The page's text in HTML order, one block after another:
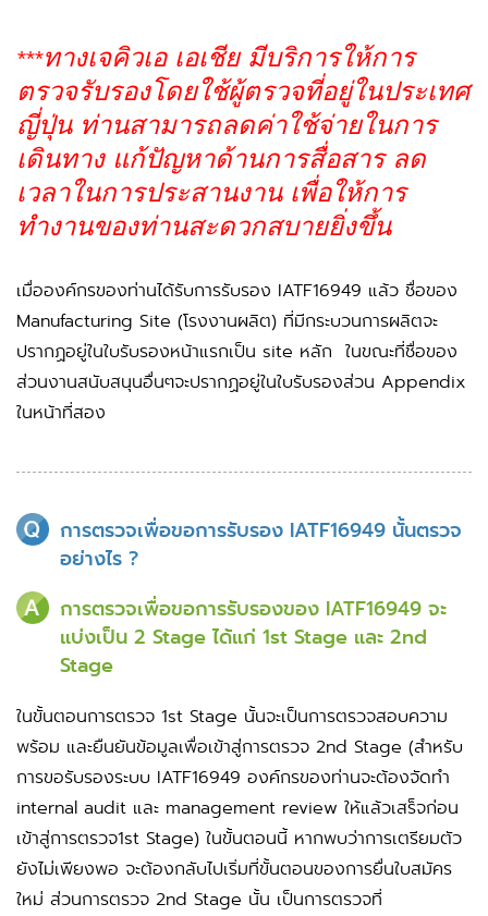
***ทางเจคิวเอ เอเชีย มีบริการให้การ
ตรวจรับรองโดยใช้ผู้ตรวจที่อยู่ในประเทศ
ญี่ปุ่น ท่านสามารถลดค่าใช้จ่ายในการ
เดินทาง แก้ปัญหาด้านการสื่อสาร ลด
เวลาในการประสานงาน เพื่อให้การ
ทำงานของท่านสะดวกสบายยิ่งขึ้น
เมื่อองค์กรของท่านได้รับการรับรอง IATF16949 แล้ว ชื่อของ
Manufacturing Site (โรงงานผลิต) ที่มีกระบวนการผลิตจะ
ปรากฏอยู่ในใบรับรองหน้าแรกเป็น site หลัก ในขณะที่ชื่อของ
ส่วนงานสนับสนุนอื่นๆจะปรากฏอยู่ในใบรับรองส่วน Appendix
ในหน้าที่สอง
การตรวจเพื่อขอการรับรอง IATF16949 นั้นตรวจ
อย่างไร ?
การตรวจเพื่อขอการรับรองของ IATF16949 จะ
แบ่งเป็น 2 Stage ได้แก่ 1st Stage และ 2nd
Stage
ในขั้นตอนการตรวจ 1st Stage นั้นจะเป็นการตรวจสอบความ
พร้อม และยืนยันข้อมูลเพื่อเข้าสู่การตรวจ 2nd Stage (สำหรับ
การขอรับรองระบบ IATF16949 องค์กรของท่านจะต้องจัดทำ
internal audit และ management review ให้แล้วเสร็จก่อน
เข้าสู่การตรวจ1st Stage) ในขั้นตอนนี้ หากพบว่าการเตรียมตัว
ยังไม่เพียงพอ จะต้องกลับไปเริ่มที่ขั้นตอนของการยื่นใบสมัคร
ใหม่ ส่วนการตรวจ 2nd Stage นั้น เป็นการตรวจที่